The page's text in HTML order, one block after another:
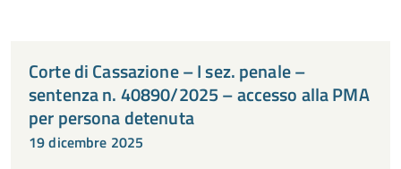
Corte di Cassazione – I sez. penale –
sentenza n. 40890/2025 – accesso alla PMA
per persona detenuta
19 dicembre 2025